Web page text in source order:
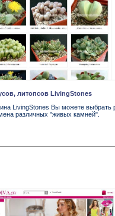
литопсов LivingStones
LivingStones Вы можете выбрать
различных "живых камней".